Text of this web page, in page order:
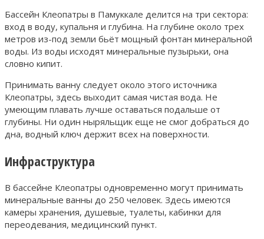
Бассейн Клеопатры в Памуккале делится на три сектора:
вход в воду, купальня и глубина. На глубине около трех
метров из-под земли бьёт мощный фонтан минеральной
воды. Из воды исходят минеральные пузырьки, она
словно кипит.
Принимать ванну следует около этого источника
Клеопатры, здесь выходит самая чистая вода. Не
умеющим плавать лучше оставаться подальше от
глубины. Ни один ныряльщик еще не смог добраться до
дна, водный ключ держит всех на поверхности.
Инфраструктура
В бассейне Клеопатры одновременно могут принимать
минеральные ванны до 250 человек. Здесь имеются
камеры хранения, душевые, туалеты, кабинки для
переодевания, медицинский пункт.